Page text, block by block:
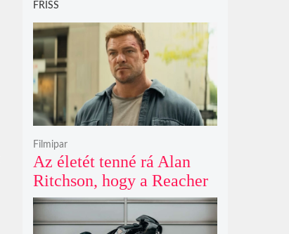
FRISS
Az életét tenné rá Alan
Ritchson, hogy a Reacher
negyedik évada mindent
felülmúl
Filmipar